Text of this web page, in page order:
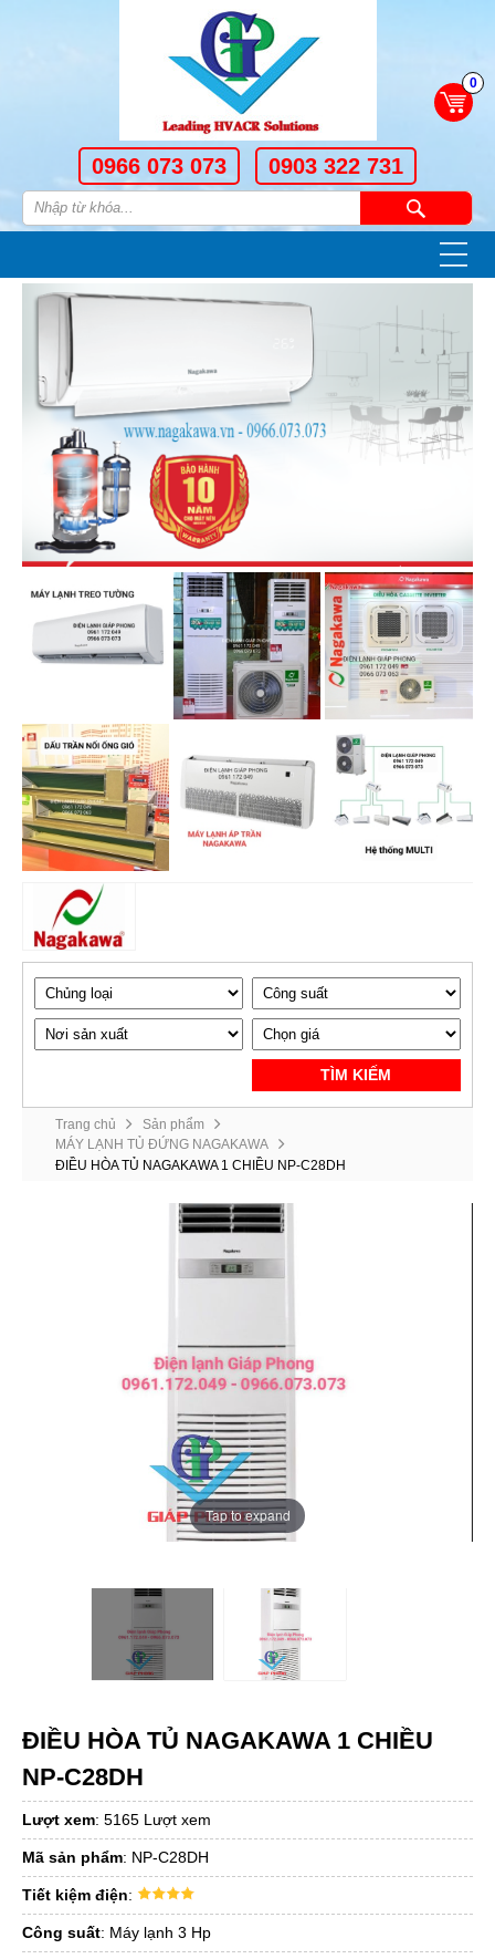
0
0966 073 073 0903 322 731
—
—
—
TÌM KIẾM
Trang chủ
Sản phẩm
MÁY LẠNH TỦ ĐỨNG NAGAKAWA
ĐIỀU HÒA TỦ NAGAKAWA 1 CHIỀU NP-C28DH
Tap to expand
ĐIỀU HÒA TỦ NAGAKAWA 1 CHIỀU
NP-C28DH
Lượt xem: 5165 Lượt xem
Mã sản phẩm: NP-C28DH
Tiết kiệm điện:
Công suất: Máy lạnh 3 Hp